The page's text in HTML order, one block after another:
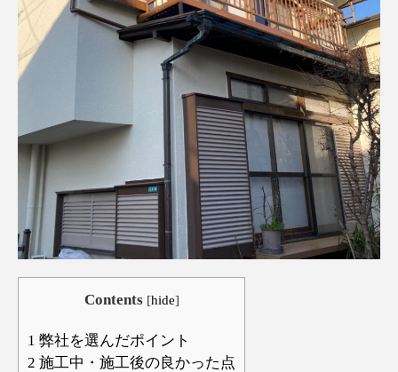
Contents [hide]
1 弊社を選んだポイント
2 施工中・施工後の良かった点